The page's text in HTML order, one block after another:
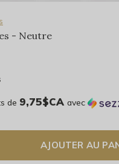
- Neutre
de 9,75$CA avec
AJOUTER AU